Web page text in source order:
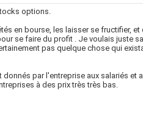
options.
en bourse, les laisser se fructifier,
se faire du profit . Je voulais juste
pas quelque chose qui
par l'entreprise aux salariés et
à des prix très très bas.